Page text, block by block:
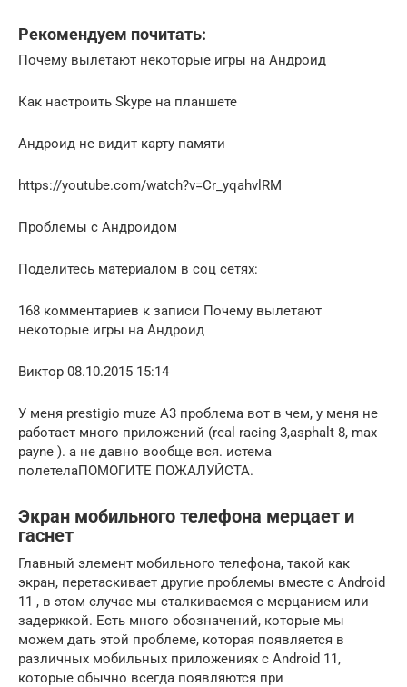
Рекомендуем почитать:
Почему вылетают некоторые игры на Андроид
Как настроить Skype на планшете
Андроид не видит карту памяти
https://youtube.com/watch?v=Cr_yqahvlRM
Проблемы с Андроидом
Поделитесь материалом в соц сетях:
168 комментариев к записи Почему вылетают
некоторые игры на Андроид
Виктор 08.10.2015 15:14
У меня prestigio muze A3 проблема вот в чем, у меня не
работает много приложений (real racing 3,asphalt 8, max
payne ). а не давно вообще вся. истема
полетелаПОМОГИТЕ ПОЖАЛУЙСТА.
Экран мобильного телефона мерцает и
гаснет
Главный элемент мобильного телефона, такой как
экран, перетаскивает другие проблемы вместе с Android
11 , в этом случае мы сталкиваемся с мерцанием или
задержкой. Есть много обозначений, которые мы
можем дать этой проблеме, которая появляется в
различных мобильных приложениях с Android 11,
которые обычно всегда появляются при